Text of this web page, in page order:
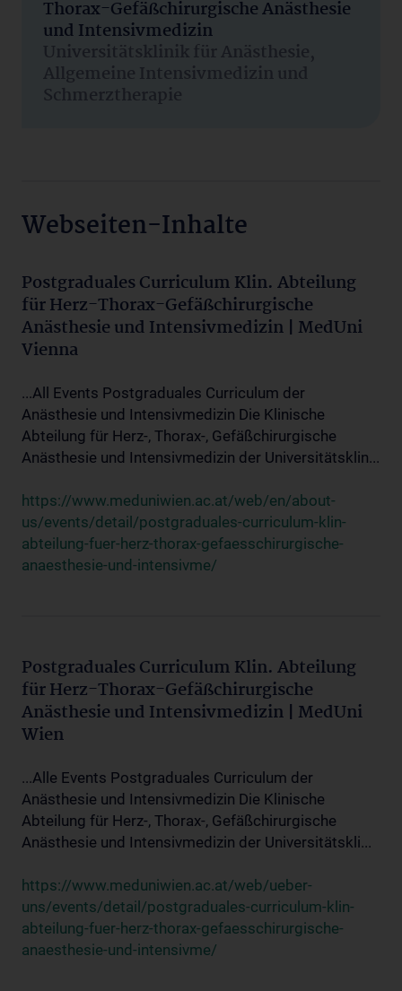
Thorax-Gefäßchirurgische Anästhesie
und Intensivmedizin
Universitätsklinik für Anästhesie,
Allgemeine Intensivmedizin und
Schmerztherapie
Webseiten-Inhalte
Postgraduales Curriculum Klin. Abteilung
für Herz-Thorax-Gefäßchirurgische
Anästhesie und Intensivmedizin | MedUni
Vienna
...All Events Postgraduales Curriculum der
Anästhesie und Intensivmedizin Die Klinische
Abteilung für Herz-, Thorax-, Gefäßchirurgische
Anästhesie und Intensivmedizin der Universitätsklin...
https://www.meduniwien.ac.at/web/en/about-
us/events/detail/postgraduales-curriculum-klin-
abteilung-fuer-herz-thorax-gefaesschirurgische-
anaesthesie-und-intensivme/
Postgraduales Curriculum Klin. Abteilung
für Herz-Thorax-Gefäßchirurgische
Anästhesie und Intensivmedizin | MedUni
Wien
...Alle Events Postgraduales Curriculum der
Anästhesie und Intensivmedizin Die Klinische
Abteilung für Herz-, Thorax-, Gefäßchirurgische
Anästhesie und Intensivmedizin der Universitätskli...
https://www.meduniwien.ac.at/web/ueber-
uns/events/detail/postgraduales-curriculum-klin-
abteilung-fuer-herz-thorax-gefaesschirurgische-
anaesthesie-und-intensivme/